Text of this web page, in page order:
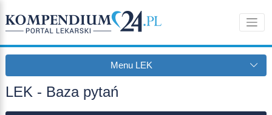
Menu LEK
LEK - Baza pytań